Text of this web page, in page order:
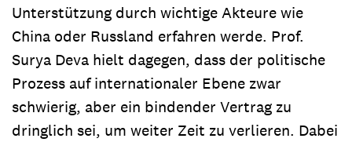
Unterstützung durch wichtige Akteure wie
China oder Russland erfahren werde. Prof.
Surya Deva hielt dagegen, dass der politische
Prozess auf internationaler Ebene zwar
schwierig, aber ein bindender Vertrag zu
dringlich sei, um weiter Zeit zu verlieren. Dabei